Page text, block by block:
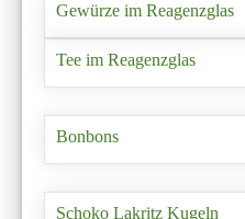
Gewürze im Reagenzglas
Tee im Reagenzglas
Bonbons
Schoko Lakritz Kugeln